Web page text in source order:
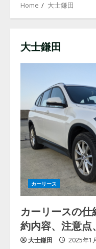
Home 大士鎌田
大士鎌田
カーリース
カーリースの
約内容、注意
大士鎌田 2025年1